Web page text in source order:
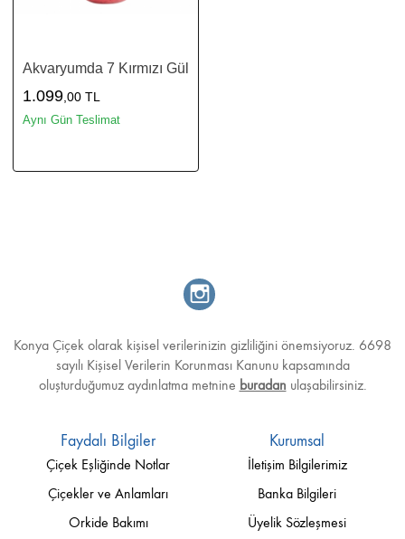
Akvaryumda 7 Kırmızı Gül
1.099,00 TL
Aynı Gün Teslimat
Konya Çiçek olarak kişisel verilerinizin gizliliğini önemsiyoruz. 6698
sayılı Kişisel Verilerin Korunması Kanunu kapsamında
oluşturduğumuz aydınlatma metnine buradan ulaşabilirsiniz.
Faydalı Bilgiler
Çiçek Eşliğinde Notlar
Çiçekler ve Anlamları
Orkide Bakımı
Kurumsal
İletişim Bilgilerimiz
Banka Bilgileri
Üyelik Sözleşmesi